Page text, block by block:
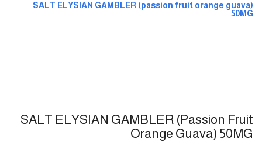
SALT ELYSIAN GAMBLER (passion fruit orange guava)
50MG
SALT ELYSIAN GAMBLER (passion Fruit
Orange Guava) 50MG